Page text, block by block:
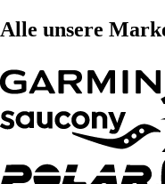
Alle unsere